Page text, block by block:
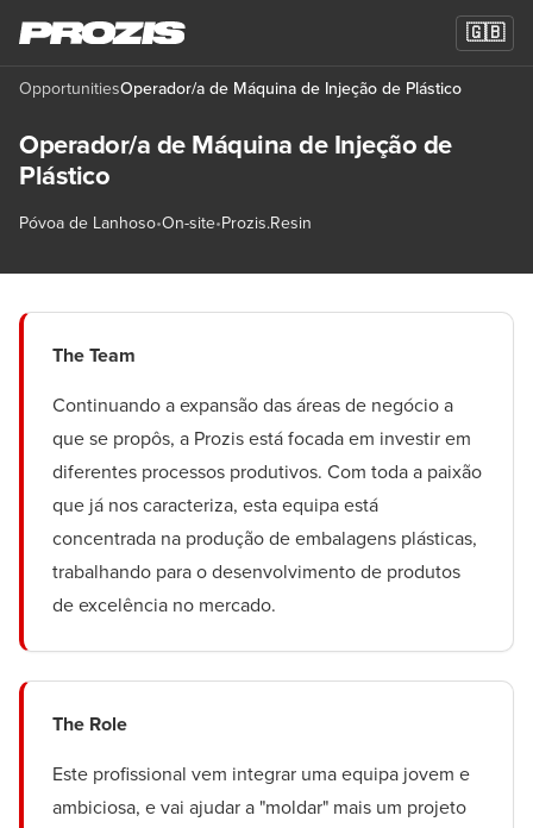
🇬🇧
OpportunitiesOperador/a de Máquina de Injeção de Plástico
Operador/a de Máquina de Injeção de
Plástico
Póvoa de Lanhoso•On-site•Prozis.Resin
The Team
Continuando a expansão das áreas de negócio a
que se propôs, a Prozis está focada em investir em
diferentes processos produtivos. Com toda a paixão
que já nos caracteriza, esta equipa está
concentrada na produção de embalagens plásticas,
trabalhando para o desenvolvimento de produtos
de excelência no mercado.
The Role
Este profissional vem integrar uma equipa jovem e
ambiciosa, e vai ajudar a "moldar" mais um projeto